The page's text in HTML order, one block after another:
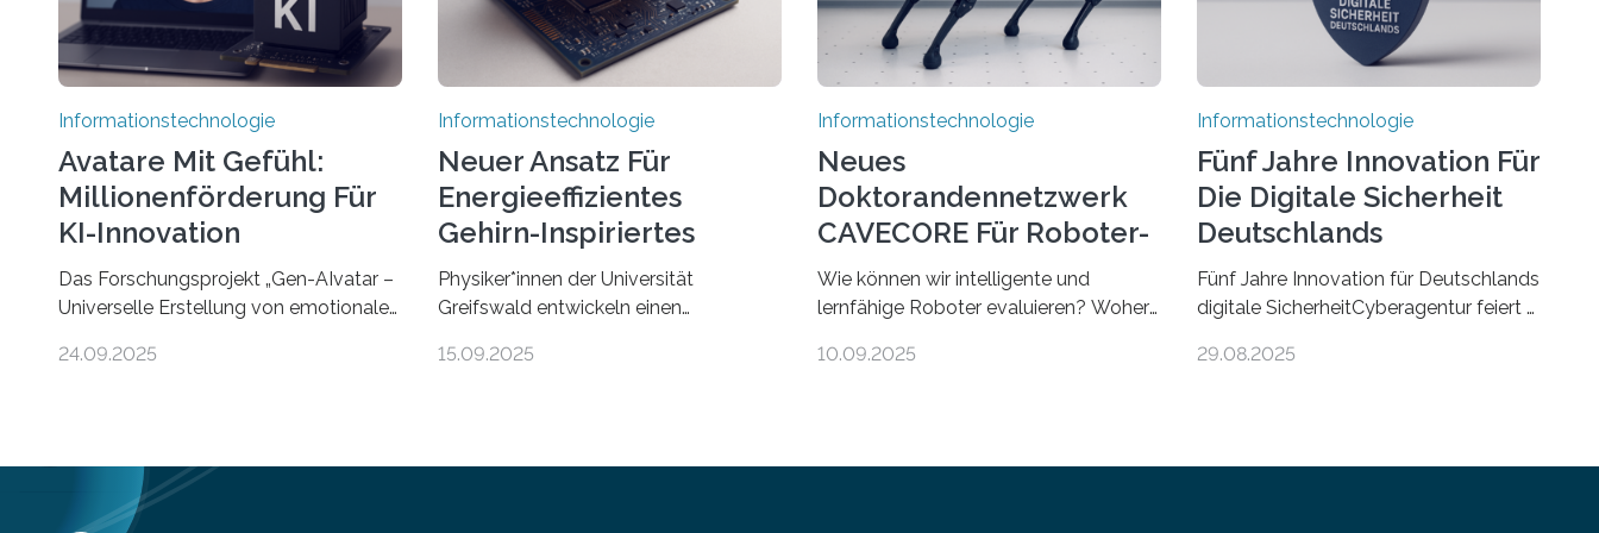
Informationstechnologie
Avatare Mit Gefühl:
Millionenförderung Für
KI-Innovation
Das Forschungsprojekt „Gen-AIvatar –
Universelle Erstellung von emotionalen
generative KI“ erhält eine
Wissenschaftler der Universität Bonn
und der TH Köln gemeinsam mit der
24.09.2025
Informationstechnologie
Neuer Ansatz Für
Energieeffizientes
Gehirn-Inspiriertes
Rechnen
Physiker*innen der Universität
Greifswald entwickeln einen
energieeffizienteres Arbeiten von
15.09.2025
Informationstechnologie
Neues
Doktorandennetzwerk
CAVECORE Für Roboter-
Evaluierung
Wie können wir intelligente und
lernfähige Roboter evaluieren? Woher
in dem, was sie tun? Mit diesen Fragen
10.09.2025
Informationstechnologie
Fünf Jahre Innovation Für
Die Digitale Sicherheit
Deutschlands
Fünf Jahre Innovation für Deutschlands
digitale SicherheitCyberagentur feiert 5.
Wissenschaft und Wirtschaft würdigen
29.08.2025